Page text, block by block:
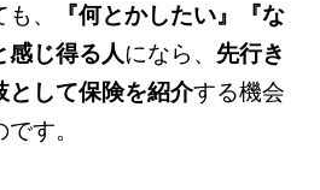
、
『何とかしたい』『な
感じ得る人になら、 先行き
として保険を紹介する機会
す。